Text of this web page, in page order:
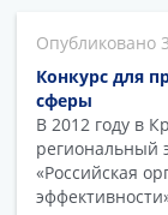
Конкурс для
сферы
В 2012 году в
региональный
«Российская